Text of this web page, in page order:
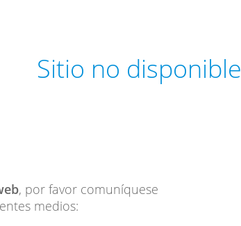
Sitio no disponible
, por favor comuníquese
medios: